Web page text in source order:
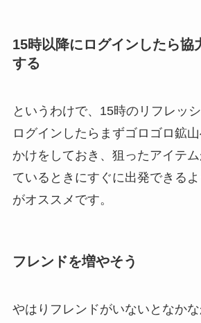
15時以降にログインしたら協
する
というわけで、15時のリフレッ
ログインしたらまずゴロゴロ鉱
かけをしておき、狙ったアイテ
ているときにすぐに出発できる
がオススメです。
フレンドを増やそう
やはりフレンドがいないとなか